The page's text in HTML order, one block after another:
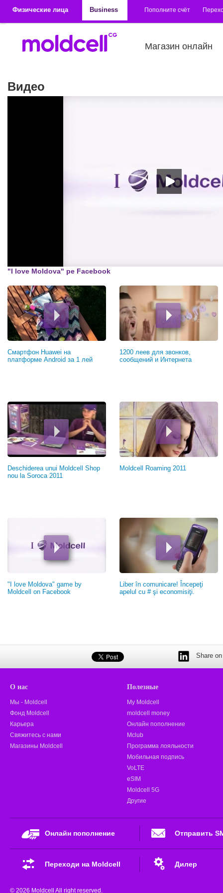
Физические лица
Business Пополните счёт
Магазин онлайн
Видео
"I love Moldova" pe Facebook
Смартфон Huawei на
платформе Android за 1 лей
1200 леев для звонков,
сообщений и Интернета
Deschiderea unui Moldcell Shop
nou la Soroca 2011
Moldcell Roaming 2011
"I love Moldova" game by
Moldcell on Facebook
Liber în comunicare! Începeţi
apelul cu # şi economisiţi.
Share
О нас
Мы - Moldcell
Фонд Moldcell
Карьера
Свяжитесь с нами
Магазины Moldcell
Полезные
My Moldcell
moldcell money
Онлайн пополнение
Mclub
Программа лояльности
Мобильная подпись
VoLTE
eSIM
Moldcell 5G
Другие
Онлайн пополнение Отправить
Переходи на Moldcell Дилер
© 2026 Moldcell All right reserved.